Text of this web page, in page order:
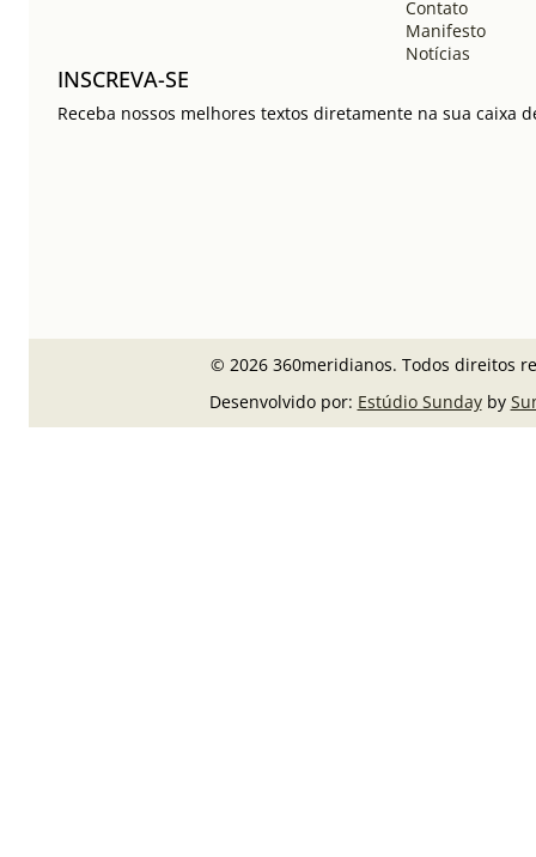
Contato
Manifesto
Notícias
INSCREVA-SE
Receba nossos melhores textos diretamente na sua caixa
© 2026 360meridianos. Todos direitos
Desenvolvido por: Estúdio Sundayby